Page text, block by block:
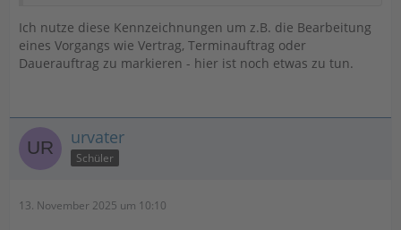
Ich nutze diese Kennzeichnungen um z.B. die Bearbeitung
eines Vorgangs wie Vertrag, Terminauftrag oder
Dauerauftrag zu markieren - hier ist noch etwas zu tun.
urvater
Schüler
13. November 2025 um 10:10